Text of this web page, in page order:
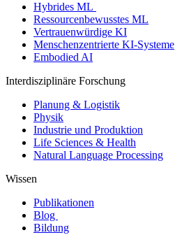
Hybrides ML
Ressourcenbewusstes ML
Vertrauenwürdige KI
Menschenzentrierte KI-Systeme
Embodied AI
Interdisziplinäre Forschung
Planung & Logistik
Physik
Industrie und Produktion
Life Sciences & Health
Natural Language Processing
Wissen
Publikationen
Blog
Bildung